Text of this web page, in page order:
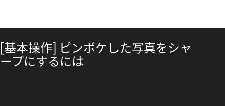
[基本操作] ピンボケした写真をシャ
ープにするには